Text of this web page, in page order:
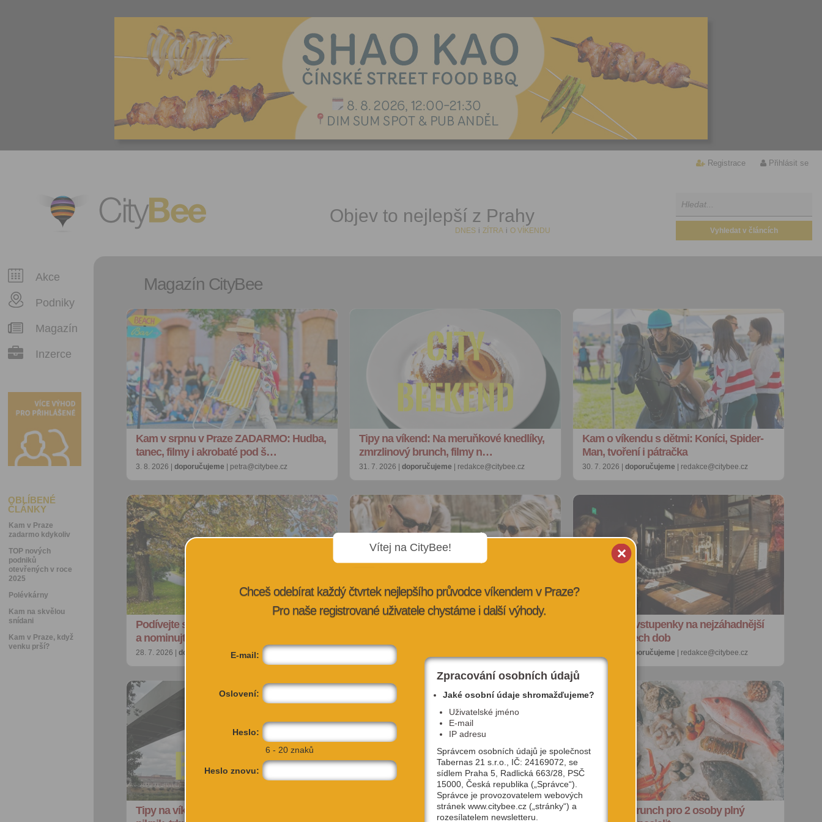
Registrace Přihlásit se
CityBee Objev to nejlepší z Prahy
DNES i ZÍTRA i O VÍKENDU
Akce
Podniky
Magazín
Inzerce
OBLÍBENÉ
ČLÁNKY
Kam v Praze
zadarmo kdykoliv
TOP nových
podniků
otevřených v roce
2025
Polévkárny
Kam na skvělou
snídani
Kam v Praze, když
venku prší?
Magazín CityBee
Kam v srpnu v Praze ZADARMO: Hudba,
tanec, filmy i akrobaté pod š…
3. 8. 2026 | doporučujeme | petra@citybee.cz
Tipy na víkend: Na meruňkové knedlíky,
zmrzlinový brunch, filmy n…
31. 7. 2026 | doporučujeme | redakce@citybee.cz
Kam o víkendu s dětmi: Koníci, Spider-
Man, tvoření i pátračka
30. 7. 2026 | doporučujeme | redakce@citybee.cz
Podívejte se na nejkrásnější pražské aleje
a nominujte jiné strom…
28. 7. 2026 | doporučujeme | redakce@citybee.cz 27. 7. 2026 |
SOUTĚŽ o vstupenky na nejzáhadnější
výstavu všech dob
doporučujeme | redakce@citybee.cz
Tipy na víkend: Akrobacie na lávce,
Hostivařská přehrada: Objevte místo, kde
SOUTĚŽ: Brunch pro 2 osoby plný
Vítej na CityBee!
Chceš odebírat každý čtvrtek nejlepšího průvodce víkendem v Praze?
Pro naše registrované uživatele chystáme i další výhody.
E-mail:
Oslovení:
Heslo:
6 - 20 znaků
Heslo znovu:
Zpracování osobních údajů
Jaké osobní údaje shromažďujeme?
Uživatelské jméno
E-mail
IP adresu
Správcem osobních údajů je společnost
Tabernas 21 s.r.o., IČ: 24169072, se
sídlem Praha 5, Radlická 663/28, PSČ
15000, Česká republika („Správce“).
Správce je provozovatelem webových
stránek www.citybee.cz („stránky“) a
rozesílatelem newsletteru.